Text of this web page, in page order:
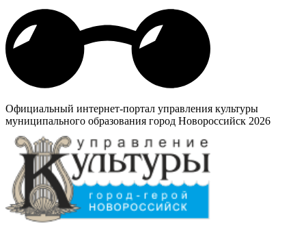
Официальный интернет-портал управления культуры
муниципального образования город Новороссийск 2026